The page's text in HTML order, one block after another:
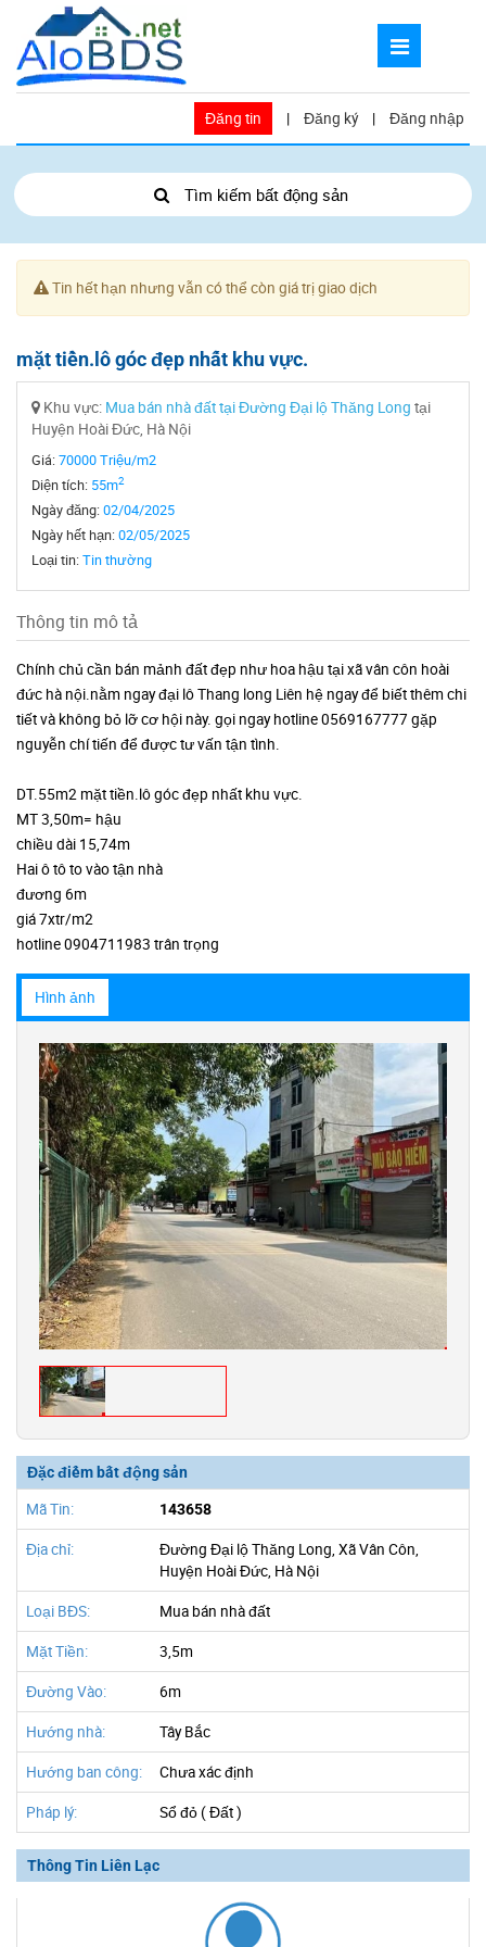
Đăng tin | Đăng ký | Đăng nhập
Tìm kiếm bất động sản
Tin hết hạn nhưng vẫn có thể còn giá trị giao dịch
mặt tiền.lô góc đẹp nhất khu vực.
Khu vực: Mua bán nhà đất tại Đường Đại lộ Thăng Long tại
Huyện Hoài Đức, Hà Nội
Giá:70000 Triệu/m2
Diện tích: 55m2
Ngày đăng:02/04/2025
Ngày hết hạn:02/05/2025
Loại tin:Tin thường
Thông tin mô tả
Chính chủ cần bán mảnh đất đẹp như hoa hậu tại xã vân côn hoài
đức hà nội.nằm ngay đại lô Thang long Liên hệ ngay để biết thêm chi
tiết và không bỏ lỡ cơ hội này. gọi ngay hotline 0569167777 gặp
nguyễn chí tiến để được tư vấn tận tình.
DT.55m2 mặt tiền.lô góc đẹp nhất khu vực.
MT 3,50m= hậu
chiều dài 15,74m
Hai ô tô to vào tận nhà
đương 6m
giá 7xtr/m2
hotline 0904711983 trân trọng
Hình ảnh
Đặc điểm bất động sản
Mã Tin: 143658
Địa chỉ:
Đường Đại lộ Thăng Long, Xã Vân Côn,
Huyện Hoài Đức, Hà Nội
Loại BĐS: Mua bán nhà đất
Mặt Tiền: 3,5m
Đường Vào: 6m
Hướng nhà: Tây Bắc
Hướng ban công: Chưa xác định
Pháp lý: Sổ đỏ ( Đất )
Thông Tin Liên Lạc